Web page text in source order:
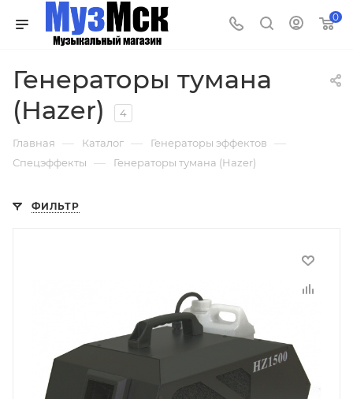
0
Генераторы тумана
(Hazer)
4
Главная — Каталог — Генераторы эффектов —
Спецэффекты — Генераторы тумана (Hazer)
ФИЛЬТР